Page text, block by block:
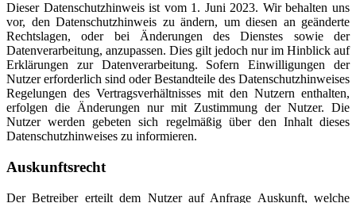
Dieser Datenschutzhinweis ist vom 1. Juni 2023. Wir behalten uns
vor, den Datenschutzhinweis zu ändern, um diesen an geänderte
Rechtslagen, oder bei Änderungen des Dienstes sowie der
Datenverarbeitung, anzupassen. Dies gilt jedoch nur im Hinblick auf
Erklärungen zur Datenverarbeitung. Sofern Einwilligungen der
Nutzer erforderlich sind oder Bestandteile des Datenschutzhinweises
Regelungen des Vertragsverhältnisses mit den Nutzern enthalten,
erfolgen die Änderungen nur mit Zustimmung der Nutzer. Die
Nutzer werden gebeten sich regelmäßig über den Inhalt dieses
Datenschutzhinweises zu informieren.
Auskunftsrecht
Der Betreiber erteilt dem Nutzer auf Anfrage Auskunft, welche